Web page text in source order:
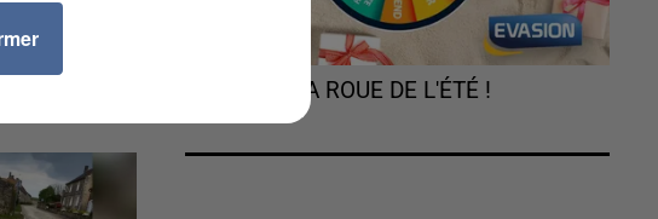
TOURNEZ LA ROUE DE L'ÉTÉ !